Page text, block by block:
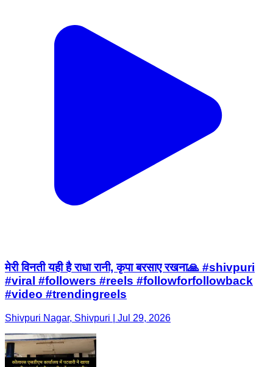
मेरी विनती यही है राधा रानी, कृपा बरसाए रखना🙏 #shivpuri
#viral #followers #reels #followforfollowback
#video #trendingreels
Shivpuri Nagar, Shivpuri | Jul 29, 2026